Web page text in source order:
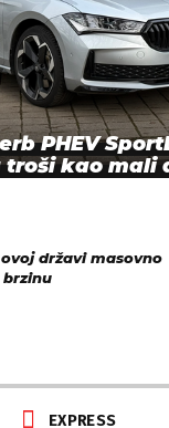
PHEV
kao mali
državi masovno